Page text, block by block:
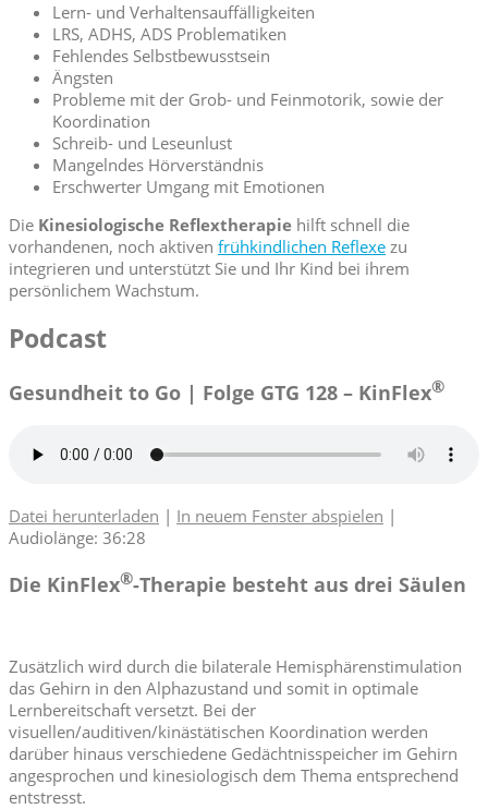
Lern- und Verhaltensauffälligkeiten
LRS, ADHS, ADS Problematiken
Fehlendes Selbstbewusstsein
Ängsten
Probleme mit der Grob- und Feinmotorik, sowie der
Koordination
Schreib- und Leseunlust
Mangelndes Hörverständnis
Erschwerter Umgang mit Emotionen
Die Kinesiologische Reflextherapie hilft schnell die
vorhandenen, noch aktiven frühkindlichen Reflexe zu
integrieren und unterstützt Sie und Ihr Kind bei ihrem
persönlichem Wachstum.
Podcast
Gesundheit to Go | Folge GTG 128 – KinFlex®
Datei herunterladen | In neuem Fenster abspielen |
Audiolänge: 36:28
Die KinFlex®-Therapie besteht aus drei Säulen
Zusätzlich wird durch die bilaterale Hemisphärenstimulation
das Gehirn in den Alphazustand und somit in optimale
Lernbereitschaft versetzt. Bei der
visuellen/auditiven/kinästätischen Koordination werden
darüber hinaus verschiedene Gedächtnisspeicher im Gehirn
angesprochen und kinesiologisch dem Thema entsprechend
entstresst.